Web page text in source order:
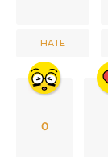
HATE
0